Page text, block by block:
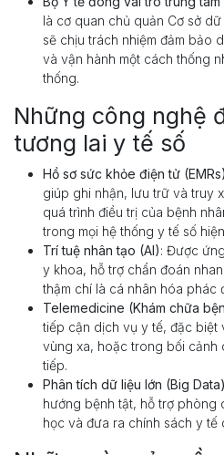
là cơ quan chủ quản Cơ sở
sẽ chịu trách nhiệm đảm bảo
và vận hành một cách thống
thống.
Những công nghệ
tương lai y tế số
Hồ sơ sức khỏe điện tử (EMRs)
giúp ghi nhận, lưu trữ và truy
quá trình điều trị của bệnh
trong mọi hệ thống y tế số
Trí tuệ nhân tạo (AI): Được
y khoa, hỗ trợ chẩn đoán
thậm chí là cá nhân hóa phác
Telemedicine (Khám chữa
tiếp cận dịch vụ y tế, đặc biệt
vùng xa, hoặc trong bối cảnh
tiếp.
Phân tích dữ liệu lớn (Big Data)
hướng bệnh tật, hỗ trợ phòng
học và đưa ra chính sách y tế